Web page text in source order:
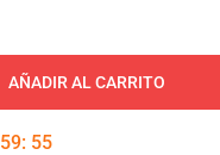
AÑADIR AL CARRITO
59: 54